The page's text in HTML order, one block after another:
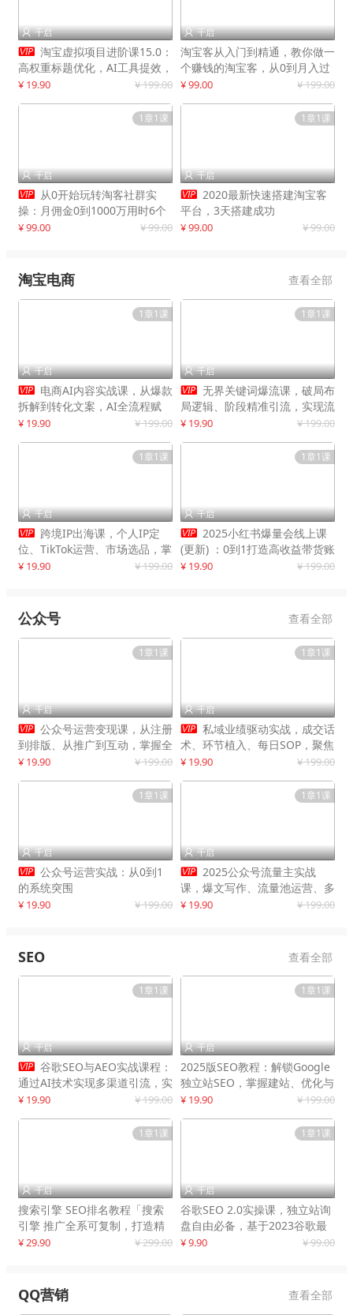
 千启
 淘宝虚拟项目进阶课15.0：
高权重标题优化，AI工具提效，
自动盈利模式搭建
¥ 19.90 ¥ 199.00
 千启
淘宝客从入门到精通，教你做一
个赚钱的淘宝客，从0到月入过
万
¥ 99.00 ¥ 199.00
1章1课
 千启
 从0开始玩转淘客社群实
操：月佣金0到1000万用时6个
月
¥ 99.00 ¥ 99.00
1章1课
 千启
 2020最新快速搭建淘宝客
平台，3天搭建成功
¥ 99.00 ¥ 99.00
淘宝电商 查看全部
1章1课
 千启
 电商AI内容实战课，从爆款
拆解到转化文案，AI全流程赋
能，解放人力，单月节省内容成
¥ 19.90 ¥ 199.00
1章1课
 千启
 无界关键词爆流课，破局布
局逻辑、阶段精准引流，实现流
量翻倍，店铺业绩增长50%+
¥ 19.90 ¥ 199.00
1章1课
 千启
 跨境IP出海课，个人IP定
位、TikTok运营、市场选品，掌
握核心闭环，实现月入1万美金
¥ 19.90 ¥ 199.00
1章1课
 千启
 2025小红书爆量会线上课
(更新) ：0到1打造高收益带货账
号，靠小红书带货年入100w？
¥ 19.90 ¥ 199.00
公众号 查看全部
1章1课
 千启
 公众号运营变现课，从注册
到排版、从推广到互动，掌握全
流程，开启个人品牌月入
¥ 19.90 ¥ 199.00
1章1课
 千启
 私域业绩驱动实战，成交话
术、环节植入、每日SOP，聚焦
增长，驱动营收持续突破
¥ 19.90 ¥ 199.00
1章1课
 千启
 公众号运营实战：从0到1
的系统突围
¥ 19.90 ¥ 199.00
1章1课
 千启
 2025公众号流量主实战
课，爆文写作、流量池运营、多
平台分发，新手日入千元月赚5
¥ 19.90 ¥ 199.00
SEO 查看全部
1章1课
 千启
 谷歌SEO与AEO实战课程：
通过AI技术实现多渠道引流，实
现网站流量增长300%
¥ 19.90 ¥ 199.00
1章1课
 千启
2025版SEO教程：解锁Google
独立站SEO，掌握建站、优化与
变现技巧
¥ 19.90 ¥ 199.00
1章1课
 千启
搜索引擎 SEO排名教程「搜索
引擎 推广全系可复制，打造精
准被动流量系统
¥ 29.90 ¥ 299.00
1章1课
 千启
谷歌SEO 2.0实操课，独立站询
盘自由必备，基于2023谷歌最
新算法录制
¥ 9.90 ¥ 99.00
QQ营销 查看全部